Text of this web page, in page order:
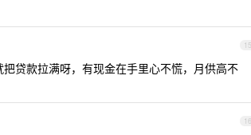
15
贷款拉满呀，有现金在手里心不慌，月供高不
16